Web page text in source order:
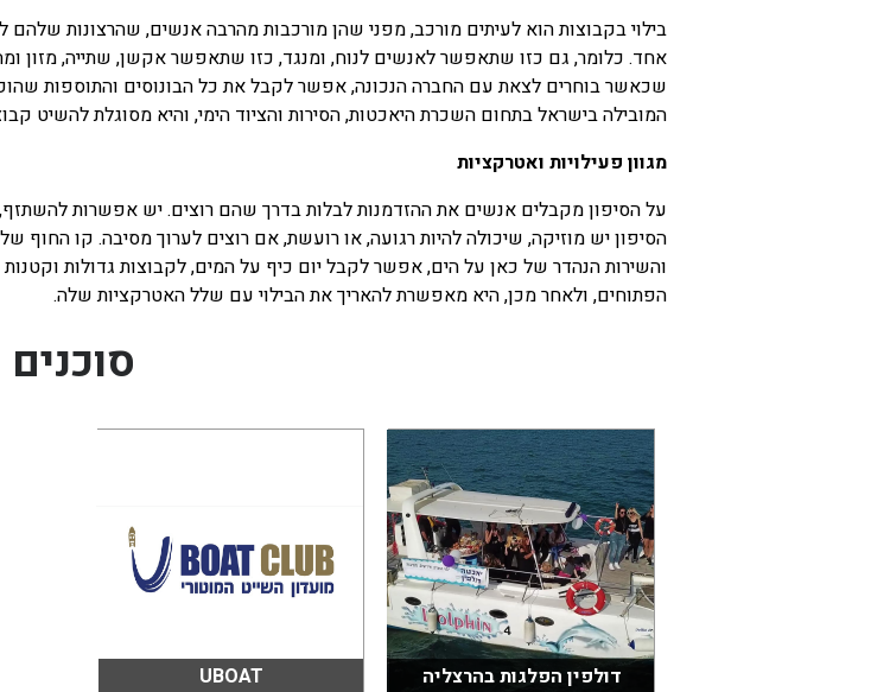
בטיילת טבריה
בכנרת מחיר / מחירים
בכנרת גינוסר
בכנרת לידו
בכנרת לידו מחיר
בכנרת למשפחות
לקפריסין
נתניה
מדובאי / לדובאי
בבאר שבע
בילוי בקבוצות הוא לעיתים מורכב, מפני שהן מורכבות מהרבה אנשים, שהרצונות
אחד. כלומר, גם כזו שתאפשר לאנשים לנוח, ומנגד, כזו שתאפשר אקשן, שתייה, מזון
שכאשר בוחרים לצאת עם החברה הנכונה, אפשר לקבל את כל הבונוסים והתוספות
המובילה בישראל בתחום השכרת היאכטות, הסירות והציוד הימי, והיא מסוגלת להשיט קבוצות גדולות, של עד כ-
מגוון פעילויות ואטרקציות
על הסיפון מקבלים אנשים את ההזדמנות לבלות בדרך שהם רוצים. יש אפשרות
הסיפון יש מוזיקה, שיכולה להיות רגועה, או רועשת, אם רוצים לערוך מסיבה. קו החוף
והשירות הנהדר של כאן על הים, אפשר לקבל יום כיף על המים, לקבוצות גדולות
הפתוחים, ולאחר מכן, היא מאפשרת להאריך את הבילוי עם שלל האטרקציות שלה.
סוכנים
דולפין הפלגות בהרצליה UBOAT